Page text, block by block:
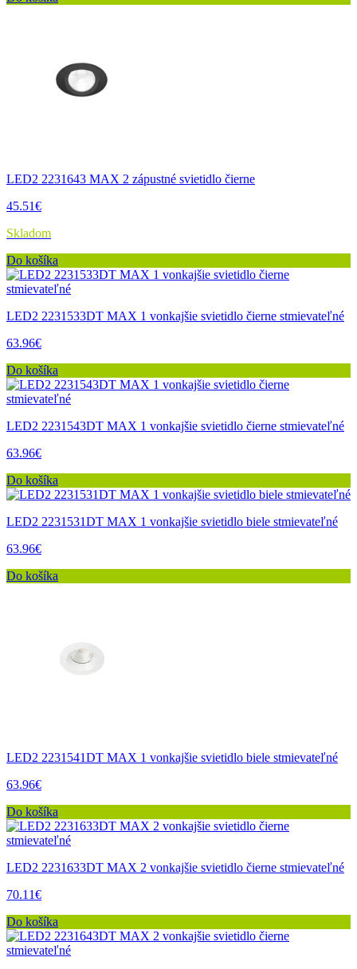
LED2 2231643 MAX 2 zápustné svietidlo čierne
45.51€
Skladom
Do košíka
LED2 2231533DT MAX 1 vonkajšie svietidlo čierne stmievateľné
63.96€
Do košíka
LED2 2231543DT MAX 1 vonkajšie svietidlo čierne stmievateľné
63.96€
Do košíka
LED2 2231531DT MAX 1 vonkajšie svietidlo biele stmievateľné
63.96€
Do košíka
LED2 2231541DT MAX 1 vonkajšie svietidlo biele stmievateľné
63.96€
Do košíka
LED2 2231633DT MAX 2 vonkajšie svietidlo čierne stmievateľné
70.11€
Do košíka